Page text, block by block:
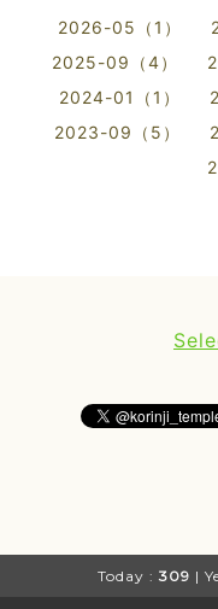
2026-05（1）
2025-09（4）
2024-01（1）
2023-09（5）
Today : 309 |